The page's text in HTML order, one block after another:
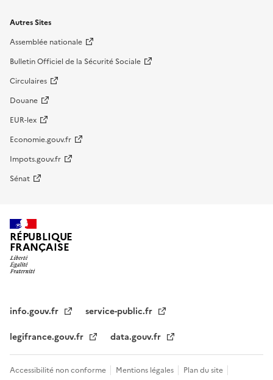
Autres Sites
Assemblée nationale
Bulletin Officiel de la Sécurité Sociale
Circulaires
Douane
EUR-lex
Economie.gouv.fr
Impots.gouv.fr
Sénat
RÉPUBLIQUE
FRANÇAISE
info.gouv.fr
service-public.fr
legifrance.gouv.fr
data.gouv.fr
Accessibilité non conforme Mentions légales Plan du site